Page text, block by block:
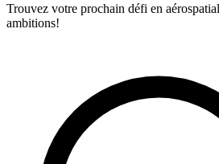
Trouvez votre prochain défi en
ambitions!